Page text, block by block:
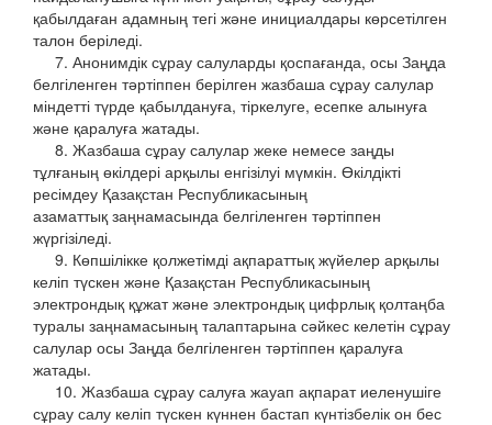
қабылдаған адамның тегі және инициалдары көрсетілген
талон беріледі.
7. Анонимдік сұрау салуларды қоспағанда, осы Заңда
белгіленген тәртіппен берілген жазбаша сұрау салулар
міндетті түрде қабылдануға, тіркелуге, есепке алынуға
және қаралуға жатады.
8. Жазбаша сұрау салулар жеке немесе заңды
тұлғаның өкілдері арқылы енгізілуі мүмкін. Өкілдікті
ресімдеу Қазақстан Республикасының
азаматтық заңнамасында белгіленген тәртіппен
жүргізіледі.
9. Көпшілікке қолжетімді ақпараттық жүйелер арқылы
келіп түскен және Қазақстан Республикасының
электрондық құжат және электрондық цифрлық қолтаңба
туралы заңнамасының талаптарына сәйкес келетін сұрау
салулар осы Заңда белгіленген тәртіппен қаралуға
жатады.
10. Жазбаша сұрау салуға жауап ақпарат иеленушіге
сұрау салу келіп түскен күннен бастап күнтізбелік он бес